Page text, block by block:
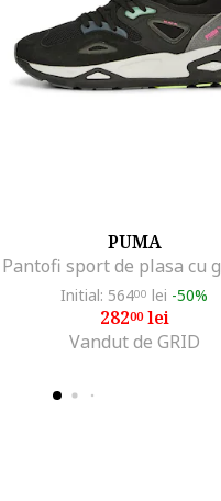
PUMA
Initial: 56400 lei -50%
28200lei
Vandut de GRID